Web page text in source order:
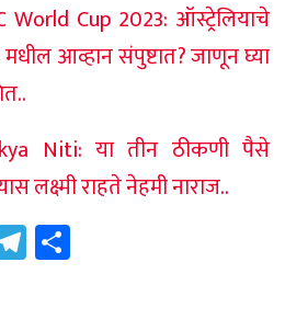
World Cup 2023: ऑस्ट्रेलियाचे
आव्हान संपुष्टात? जाणून घ्या
Niti: या तीन ठीकणी पैसे
लक्ष्मी राहते नेहमी नाराज..
Telegram